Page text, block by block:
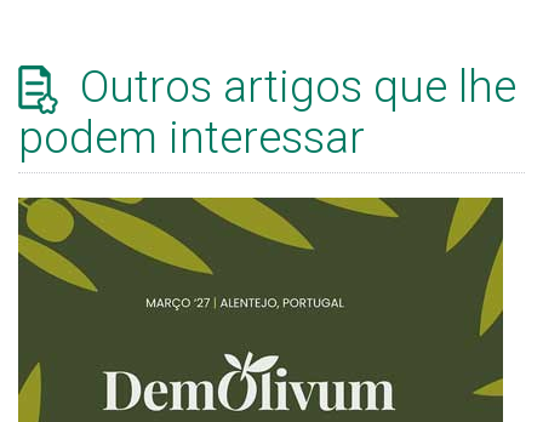
Outros artigos que lhe
podem interessar